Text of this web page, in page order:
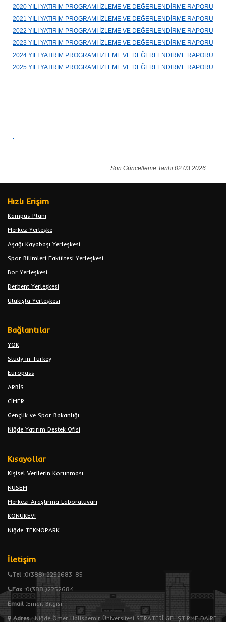
2020 YILI YATIRIM PROGRAMI İZLEME VE DEĞERLENDİRME RAPORU
2021 YILI YATIRIM PROGRAMI İZLEME VE DEĞERLENDİRME RAPORU
2022 YILI YATIRIM PROGRAMI İZLEME VE DEĞERLENDİRME RAPORU
2023 YILI YATIRIM PROGRAMI İZLEME VE DEĞERLENDİRME RAPORU
2024 YILI YATIRIM PROGRAMI İZLEME VE DEĞERLENDİRME RAPORU
2025 YILI YATIRIM PROGRAMI İZLEME VE DEĞERLENDİRME RAPORU
Son Güncelleme Tarihi:02.03.2026
Hızlı Erişim
Kampus Planı
Merkez Yerleşke
Aşağı Kayabaşı Yerleşkesi
Spor Bilimleri Fakültesi Yerleşkesi
Bor Yerleşkesi
Derbent Yerleşkesi
Ulukışla Yerleşkesi
Bağlantılar
YÖK
Study in Turkey
Europass
ARBİS
CİMER
Gençlik ve Spor Bakanlığı
Niğde Yatırım Destek Ofisi
Kısayollar
Kişisel Verilerin Korunması
NÜSEM
Merkezi Araştırma Laboratuvarı
KONUKEVİ
Niğde TEKNOPARK
İletişim
Tel :0(388) 2252683-85
Fax :0(388 )2252684
Email :Email Bilgisi
Adres:Niğde Ömer Halisdemir Üniversitesi STRATEJİ GELİŞTİRME DAİRE